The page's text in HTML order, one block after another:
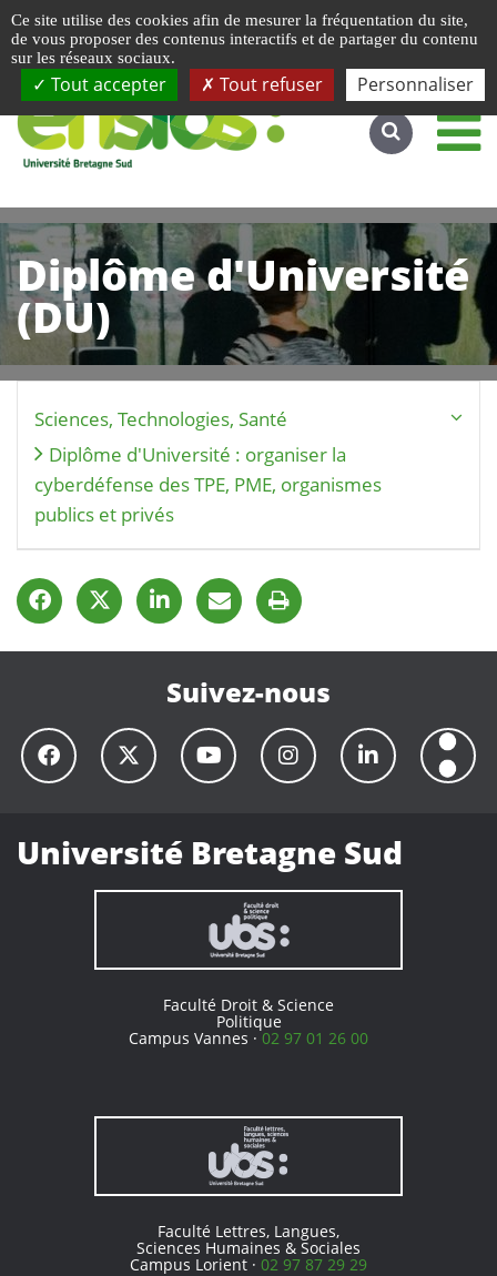
Accéder au site complet
Diplôme d'Université
(DU)
Sciences, Technologies, Santé
Diplôme d'Université : organiser la
cyberdéfense des TPE, PME, organismes
publics et privés
Suivez-nous
Université Bretagne Sud
Faculté Droit & Science
Politique
Campus Vannes ·02 97 01 26 00
Faculté Lettres, Langues,
Sciences Humaines & Sociales
Campus Lorient · 02 97 87 29 29
Ce site utilise des cookies afin de mesurer la fréquentation du site,
de vous proposer des contenus interactifs et de partager du contenu
sur les réseaux sociaux.
Tout accepter Tout refuser Personnaliser